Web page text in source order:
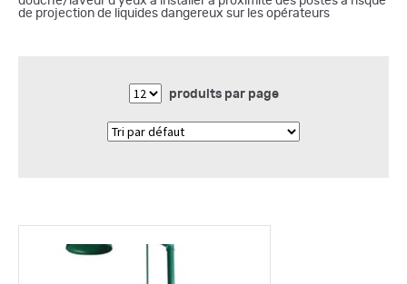
de projection de liquides dangereux sur les opérateurs
produits par page